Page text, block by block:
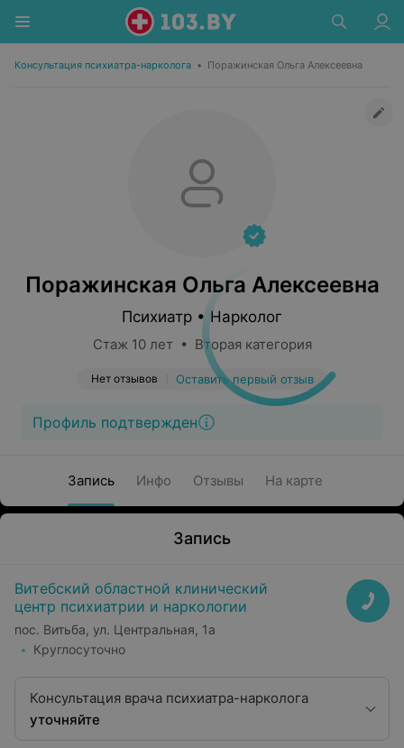
Консультация психиатра-нарколога • Поражинская Ольга Алексеевна
Поражинская Ольга Алексеевна
Психиатр • Нарколог
Стаж 10 лет • Вторая категория
Нет отзывов Оставить первый отзыв
Профиль подтвержден
Запись Инфо Отзывы На карте
Запись
Витебский областной клинический
центр психиатрии и наркологии
пос. Витьба, ул. Центральная, 1а
Круглосуточно
Консультация врача психиатра-нарколога
уточняйте